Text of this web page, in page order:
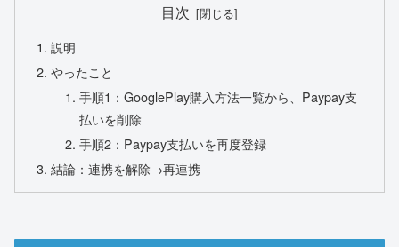
目次
説明
やったこと
手順1：GooglePlay購入方法一覧から、Paypay支
払いを削除
手順2：Paypay支払いを再度登録
結論：連携を解除→再連携